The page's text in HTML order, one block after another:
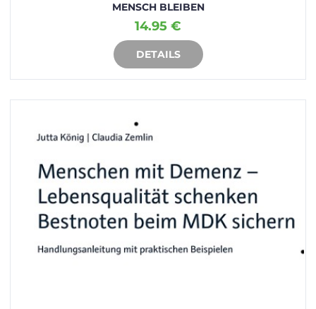
MENSCH BLEIBEN
14.95 €
DETAILS
IN DEN WARENKORB